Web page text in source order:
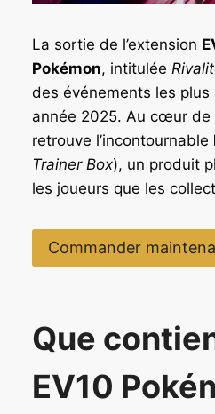
La sortie de l’extension
Pokémon, intitulée
des événements les
année 2025. Au cœur de
retrouve l’incontournable
Trainer Box), un produit
les joueurs que les
Commander
Que
EV10